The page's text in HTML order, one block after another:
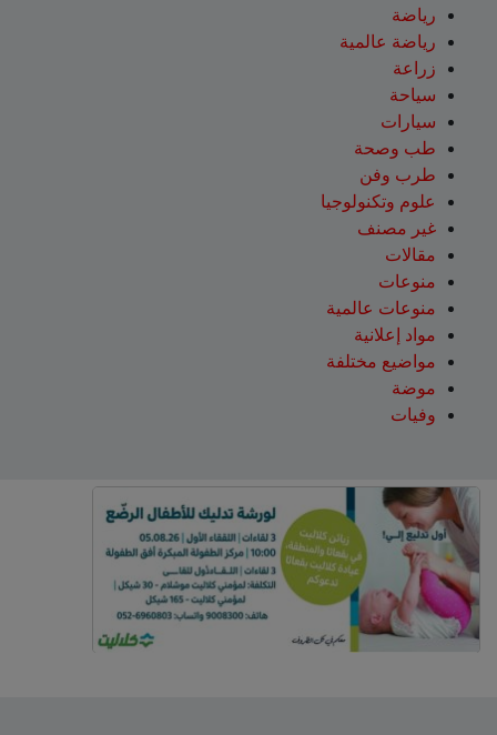
رياضة
رياضة عالمية
زراعة
سياحة
سيارات
طب وصحة
طرب وفن
علوم وتكنولوجيا
غير مصنف
مقالات
منوعات
منوعات عالمية
مواد إعلانية
مواضيع مختلفة
موضة
وفيات